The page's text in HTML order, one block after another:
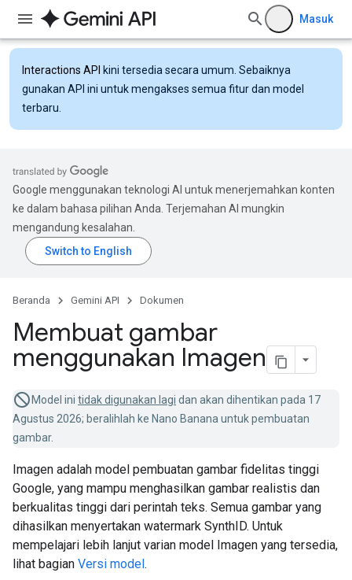
Masuk
Interactions API kini tersedia secara umum. Sebaiknya
gunakan API ini untuk mengakses semua fitur dan model
terbaru.
Google menggunakan teknologi AI untuk menerjemahkan konten
ke dalam bahasa pilihan Anda. Terjemahan AI mungkin
mengandung kesalahan.
Beranda Gemini API Dokumen
Membuat gambar
menggunakan Imagen
Model ini tidak digunakan lagi dan akan dihentikan pada 17
Agustus 2026; beralihlah ke Nano Banana untuk pembuatan
gambar.
Imagen adalah model pembuatan gambar fidelitas tinggi
Google, yang mampu menghasilkan gambar realistis dan
berkualitas tinggi dari perintah teks. Semua gambar yang
dihasilkan menyertakan watermark SynthID. Untuk
mempelajari lebih lanjut varian model Imagen yang tersedia,
lihat bagian Versi model.